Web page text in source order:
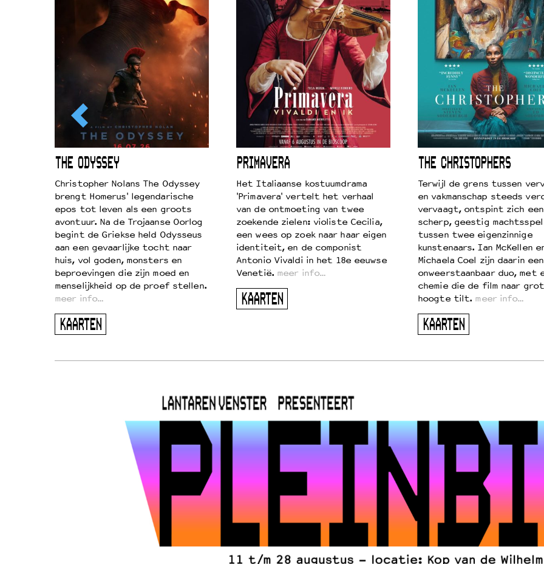
THE ODYSSEY
Christopher Nolans The Odyssey
brengt Homerus' legendarische
epos tot leven als een groots
avontuur. Na de Trojaanse Oorlog
begint de Griekse held Odysseus
aan een gevaarlijke tocht naar
huis, vol goden, monsters en
beproevingen die zijn moed en
menselijkheid op de proef stellen.
meer info…
KAARTEN
PRIMAVERA
Het Italiaanse kostuumdrama
'Primavera' vertelt het verhaal
van de ontmoeting van twee
zoekende zielen: violiste Cecilia,
een wees op zoek naar haar eigen
identiteit, en de componist
Antonio Vivaldi in het 18e eeuwse
Venetië. meer info…
KAARTEN
THE CHRISTOPHERS
Terwijl de grens tussen
en vakmanschap steeds
vervaagt, ontspint zich een
scherp, geestig machtsspel
tussen twee eigenzinnige
kunstenaars. Ian McKellen
Michaela Coel zijn daarin een
onweerstaanbaar duo, met
chemie die de film naar
hoogte tilt. meer info…
KAARTEN